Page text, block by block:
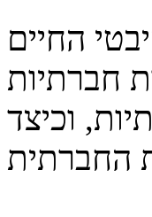
החיים
חברתיות
וכיצד